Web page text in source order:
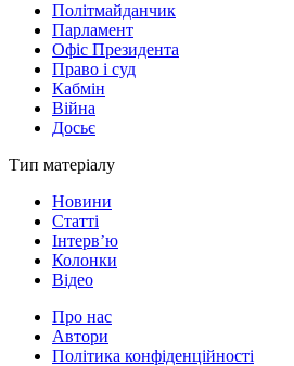
Політмайданчик
Парламент
Офіс Президента
Право і суд
Кабмін
Війна
Досьє
Тип матеріалу
Новини
Статті
Інтерв’ю
Колонки
Відео
Про нас
Автори
Політика конфіденційності